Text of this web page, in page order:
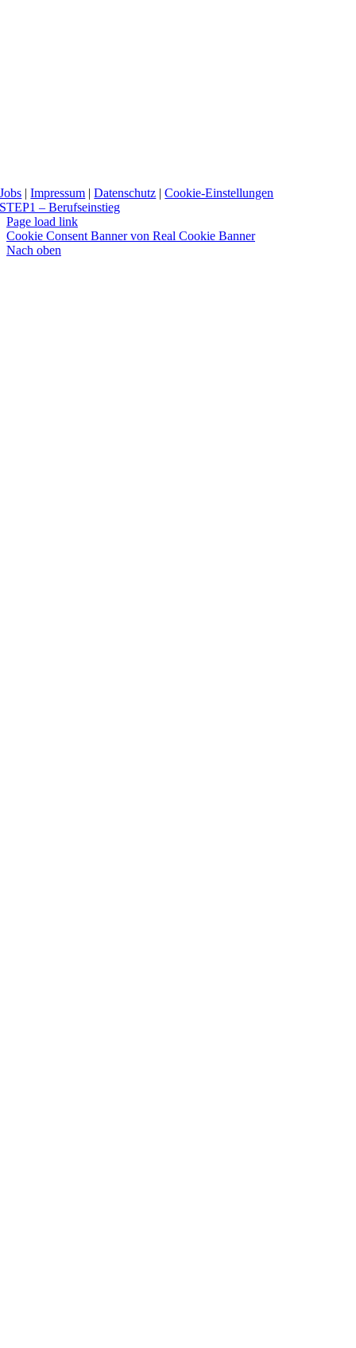
Jobs |Impressum |Datenschutz |Cookie-Einstellungen
STEP1 – Berufseinstieg
Page load link
Cookie Consent Banner von Real Cookie Banner
Nach oben